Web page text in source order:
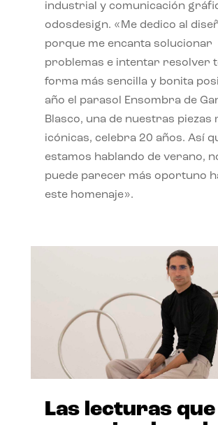
industrial y comunicación
odosdesign. «Me dedico al
porque me encanta solucionar
problemas e intentar resolver
forma más sencilla y bonita
año el parasol Ensombra de
Blasco, una de nuestras piezas
icónicas, celebra 20 años. Así
estamos hablando de verano,
puede parecer más oportuno
este homenaje».
Las lecturas que